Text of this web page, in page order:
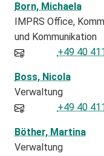
Born, Michaela
IMPRS Office
und Kommunikation
+49 40
Boss, Nicola
Verwaltung
+49 40
Böther, Martina
Verwaltung